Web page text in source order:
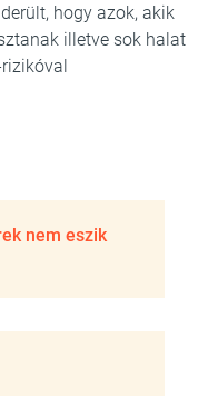
hogy azok, akik
illetve sok halat
nem eszik